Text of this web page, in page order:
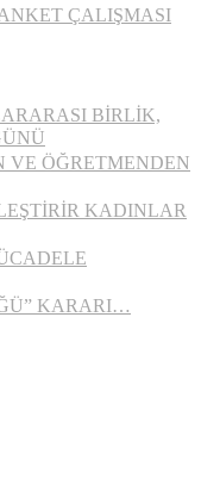
ÇALIŞMASI
BİRLİK,
ÖĞRETMENDEN
KADINLAR
KARARI…